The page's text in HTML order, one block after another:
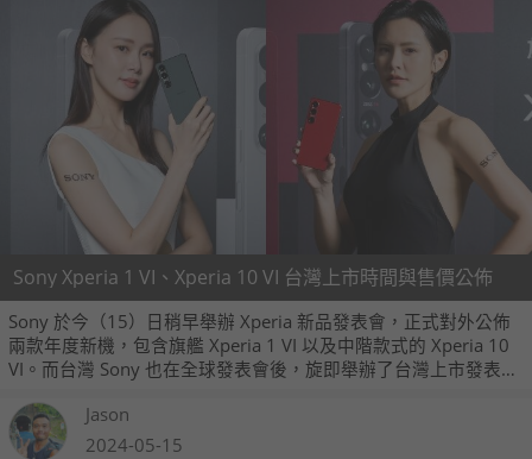
Sony Xperia 1 VI、Xperia 10 VI 台灣上市時間與售價公佈
Sony 於今（15）日稍早舉辦 Xperia 新品發表會，正式對外公佈
兩款年度新機，包含旗艦 Xperia 1 VI 以及中階款式的 Xperia 10
VI。而台灣 Sony 也在全球發表會後，旋即舉辦了台灣上市發表
Jason
2024-05-15